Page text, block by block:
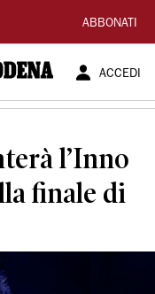
ABBONATI
ACCEDI
l’Inno
finale di